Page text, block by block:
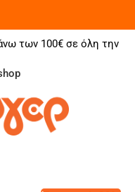
των 100€ σε όλη την